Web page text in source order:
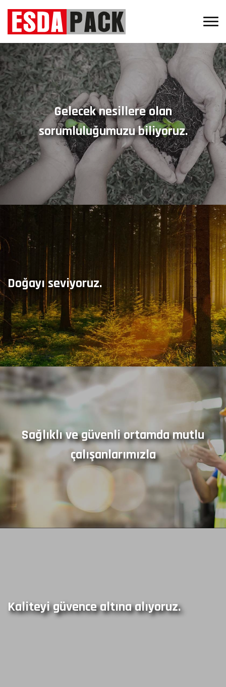
Gelecek nesillere olan
sorumluluğumuzu biliyoruz.
Doğayı seviyoruz.
Sağlıklı ve güvenli ortamda mutlu
çalışanlarımızla
Kaliteyi güvence altına alıyoruz.